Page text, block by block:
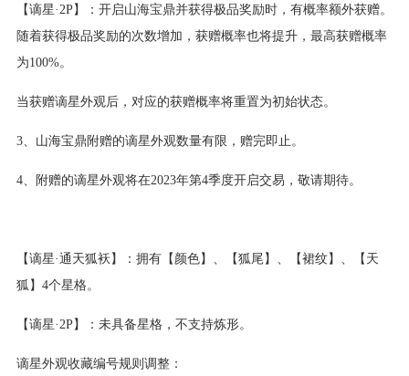
【谪星·2P】：开启山海宝鼎并获得极品奖励时，有概率额外获赠。
随着获得极品奖励的次数增加，获赠概率也将提升，最高获赠概率
为100%。
当获赠谪星外观后，对应的获赠概率将重置为初始状态。
3、山海宝鼎附赠的谪星外观数量有限，赠完即止。
4、附赠的谪星外观将在2023年第4季度开启交易，敬请期待。
【谪星·通天狐袄】：拥有【颜色】、【狐尾】、【裙纹】、【天
狐】4个星格。
【谪星·2P】：未具备星格，不支持炼形。
谪星外观收藏编号规则调整：